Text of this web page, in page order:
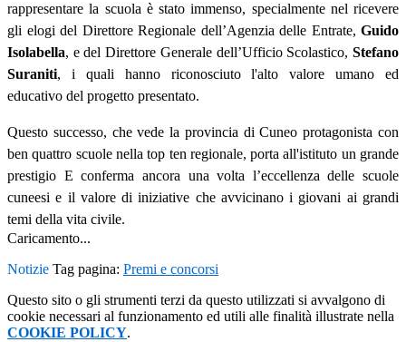
rappresentare la scuola è stato immenso, specialmente nel ricevere
gli elogi del Direttore Regionale dell’Agenzia delle Entrate, Guido
Isolabella, e del Direttore Generale dell’Ufficio Scolastico, Stefano
Suraniti, i quali hanno riconosciuto l'alto valore umano ed
educativo del progetto presentato.
Questo successo, che vede la provincia di Cuneo protagonista con
ben quattro scuole nella top ten regionale, porta all'istituto un grande
prestigio E conferma ancora una volta l’eccellenza delle scuole
cuneesi e il valore di iniziative che avvicinano i giovani ai grandi
temi della vita civile.
Caricamento...
Notizie Tag pagina: Premi e concorsi
Questo sito o gli strumenti terzi da questo utilizzati si avvalgono di
cookie necessari al funzionamento ed utili alle finalità illustrate nella
COOKIE POLICY.